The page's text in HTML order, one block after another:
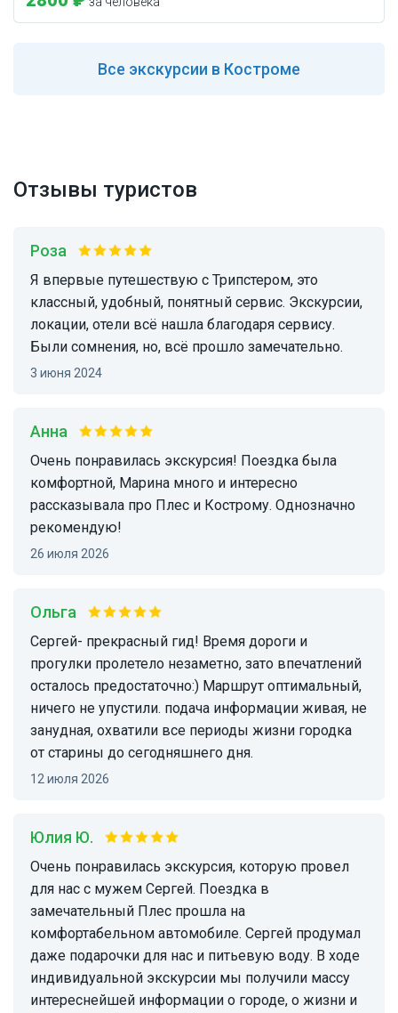
Все экскурсии в Костроме
Отзывы туристов
Роза
Я впервые путешествую с Трипстером, это
классный, удобный, понятный сервис. Экскурсии,
локации, отели всё нашла благодаря сервису.
Были сомнения, но, всё прошло замечательно.
3 июня 2024
Анна
Очень понравилась экскурсия! Поездка была
комфортной, Марина много и интересно
рассказывала про Плес и Кострому. Однозначно
рекомендую!
26 июля 2026
Ольга
Сергей- прекрасный гид! Время дороги и
прогулки пролетело незаметно, зато впечатлений
осталось предостаточно:) Маршрут оптимальный,
ничего не упустили. подача информации живая, не
занудная, охватили все периоды жизни городка
от старины до сегодняшнего дня.
12 июля 2026
Юлия Ю.
Очень понравилась экскурсия, которую провел
для нас с мужем Сергей. Поездка в
замечательный Плес прошла на
комфортабельном автомобиле. Сергей продумал
даже подарочки для нас и питьевую воду. В ходе
индивидуальной экскурсии мы получили массу
интереснейшей информации о городе, о жизни и